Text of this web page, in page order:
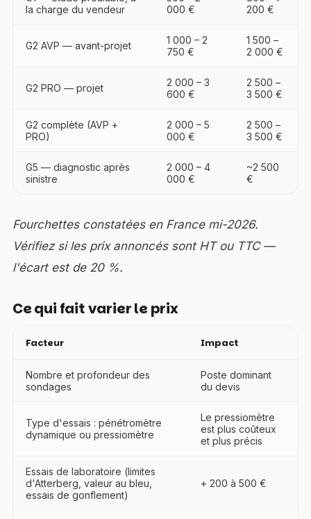
la charge du vendeur
000 €
200 €
G2 AVP — avant-projet
1 000 – 2
750 €
1 500 –
2 000 €
G2 PRO — projet
2 000 – 3
600 €
2 500 –
3 500 €
G2 complète (AVP +
PRO)
2 000 – 5
000 €
2 500 –
3 500 €
G5 — diagnostic après
sinistre
2 000 – 4
000 €
~2 500
€
Fourchettes constatées en France mi-2026.
Vérifiez si les prix annoncés sont HT ou TTC —
l'écart est de 20 %.
Ce qui fait varier le prix
Facteur Impact
Nombre et profondeur des
sondages
Poste dominant
du devis
Type d'essais : pénétromètre
dynamique ou pressiomètre
Le pressiomètre
est plus coûteux
et plus précis
Essais de laboratoire (limites
d'Atterberg, valeur au bleu,
essais de gonflement)
+ 200 à 500 €